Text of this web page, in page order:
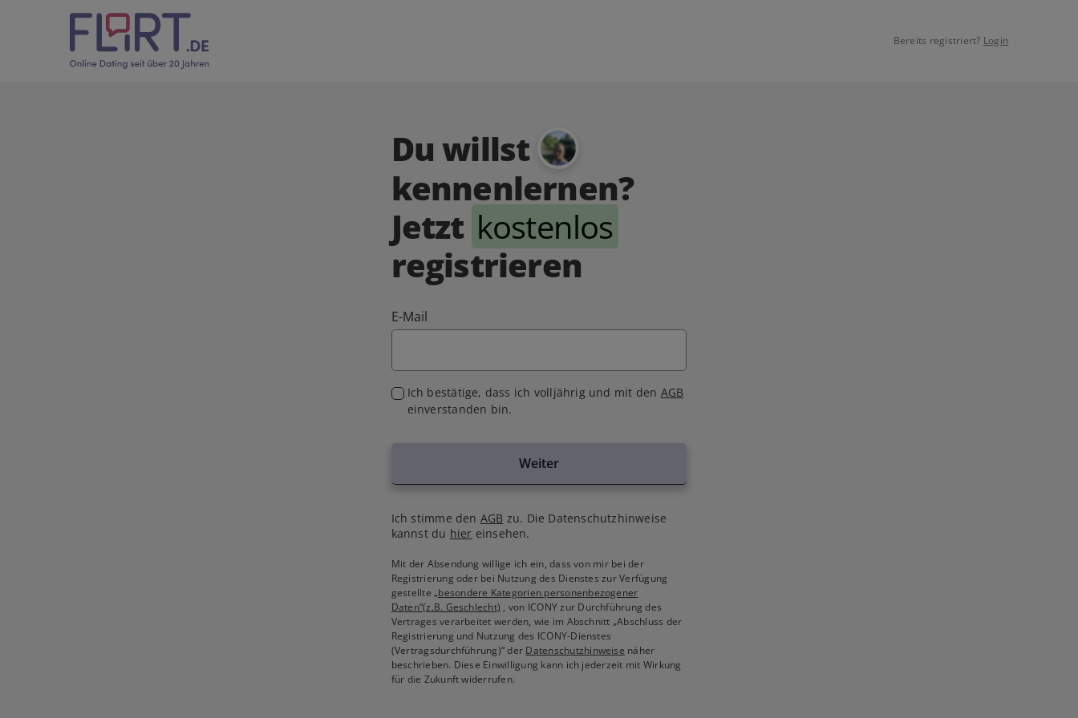
Bereits registriert? Login
Du willst
kennenlernen?
Jetzt kostenlos
registrieren
E-Mail
Ich bestätige, dass ich volljährig und mit den AGB
einverstanden bin.
Weiter
Ich stimme den AGB zu. Die Datenschutzhinweise
kannst du hier einsehen.
Mit der Absendung willige ich ein, dass von mir bei der
Registrierung oder bei Nutzung des Dienstes zur Verfügung
gestellte„besondere Kategorien personenbezogener
Daten“(z.B. Geschlecht) , von ICONY zur Durchführung des
Vertrages verarbeitet werden, wie im Abschnitt „Abschluss der
Registrierung und Nutzung des ICONY-Dienstes
(Vertragsdurchführung)“ der Datenschutzhinweise näher
beschrieben. Diese Einwilligung kann ich jederzeit mit Wirkung
für die Zukunft widerrufen.